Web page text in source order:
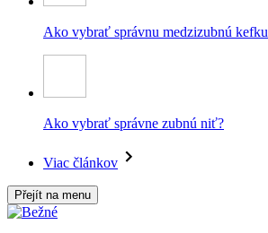
Ako vybrať správnu medzizubnú kefku
Ako vybrať správne zubnú niť?
Viac článkov
Přejít na menu